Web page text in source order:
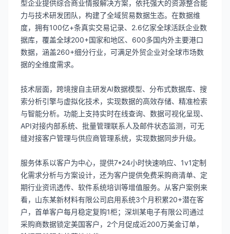
型企业提供综合商业情报解决方案，依托强大的资源整合能
力与技术研发团队，构建了全域贸易数据生态。在数据维
度，拥有100亿+条真实交易记录、2.6亿家全球活跃企业数
据库，覆盖全球200+国家和地区、600多国内外主要港口
数据，涵盖260+细分行业，可满足外贸企业对全球市场数
据的全维度需求。
技术层面，跨境搜自主研发AI数据模型、分布式数据库、搜
索分析引擎与虚拟化技术，实现数据的高效存储、精准检索
与智能分析。功能上支持实时在线查询、数据可视化呈现、
API对接内部系统、批量管理联系人及邮件状态监测，可无
缝对接客户管理与供应商管理系统，实现数据同步升级。
服务体系以客户为中心，提供7*24小时快速响应、1v1定制
化需求分析与方案设计，还为客户提供免费采购商清单、定
期行业资讯透传、软件系统培训等增值服务。从客户案例来
看，山东某新材料有限公司启用系统3个月积累20+潜在客
户，首单客户每月稳定复购1柜；深圳某电子有限公司通过
采购商数据锁定美国客户，2个月促成近200万美金订单，